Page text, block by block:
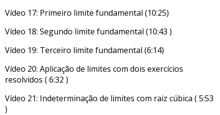
Vídeo 17: Primeiro limite fundamental (10:25)
Vídeo 18: Segundo limite fundamental (10:43 )
Vídeo 19: Terceiro limite fundamental (6:14)
Vídeo 20: Aplicação de limites com dois exercícios
resolvidos ( 6:32 )
Vídeo 21: Indeterminação de limites com raiz cúbica ( 5:53
)